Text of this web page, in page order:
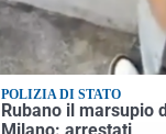
POLIZIA DI STATO
Rubano il marsupio